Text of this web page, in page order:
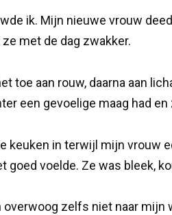
ik. Mijn nieuwe vrouw
met de dag zwakker.
toe aan rouw, daarna aan
een gevoelige maag had en
keuken in terwijl mijn vrouw
goed voelde. Ze was bleek,
zelfs niet naar mijn